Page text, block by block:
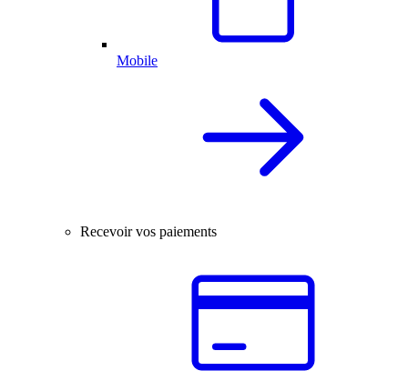
Mobile
Recevoir vos paiements